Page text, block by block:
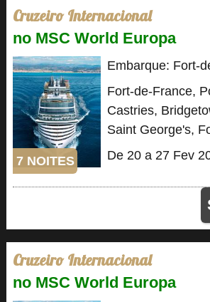
Cruzeiro Internacional
no MSC World Europa
7 NOITES
Embarque: Fort-
Fort-de-France,
Castries,
Saint George's,
De 20 a 27 Fev
Cruzeiro Internacional
no MSC World Europa